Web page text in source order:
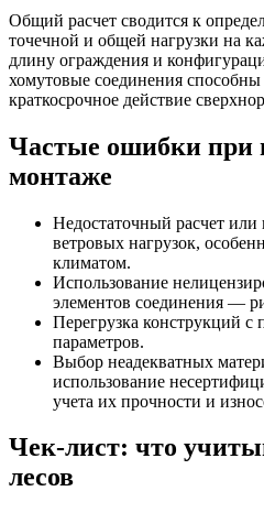
Общий расчет сводится к
точечной и общей нагрузки на
длину ограждения и
хомутовые соединения
краткосрочное действие
Частые ошибки при
монтаже
Недостаточный расчет
ветровых нагрузок,
климатом.
Использование
элементов соединения —
Перегрузка конструкций
параметров.
Выбор неадекватных
использование
учета их прочности и
Чек-лист: что
лесов